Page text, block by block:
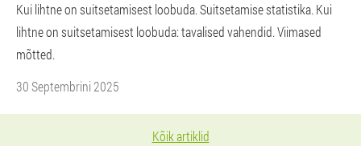
Kui lihtne on suitsetamisest loobuda. Suitsetamise statistika. Kui
lihtne on suitsetamisest loobuda: tavalised vahendid. Viimased
mõtted.
30 Septembrini 2025
Kõik artiklid